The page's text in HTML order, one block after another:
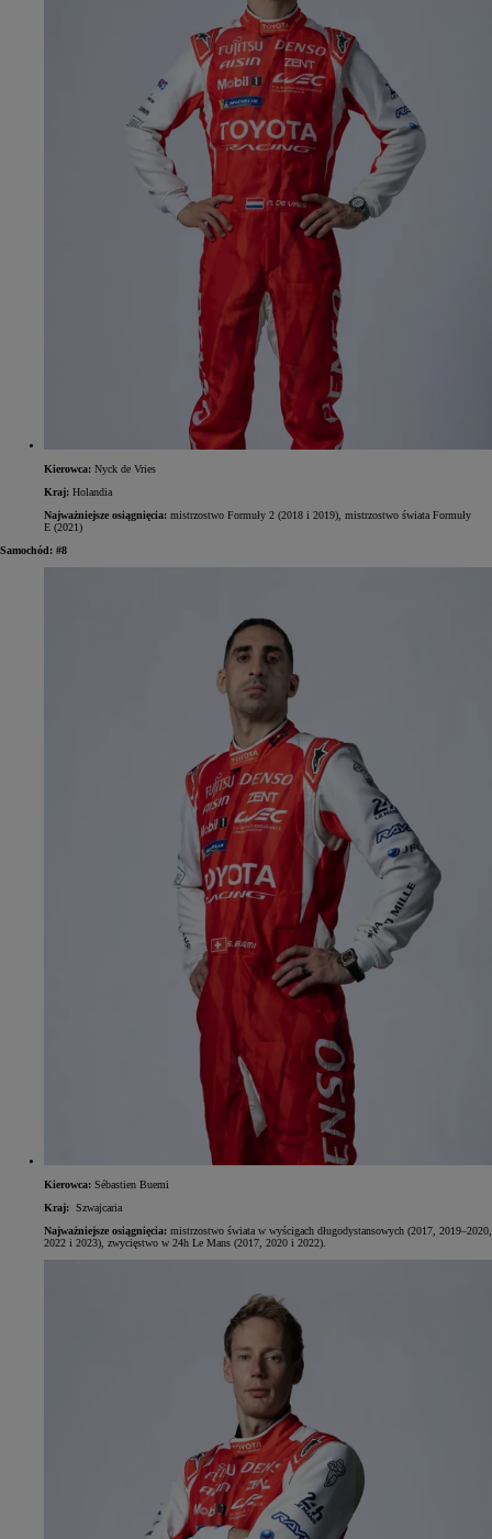
Kierowca: Nyck de Vries
Kraj: Holandia
Najważniejsze osiągnięcia: mistrzostwo Formuły 2 (2018 i 2019), mistrzostwo świata Formuły
E (2021)
Samochód: #8
Kierowca: Sébastien Buemi
Kraj: Szwajcaria
Najważniejsze osiągnięcia: mistrzostwo świata w wyścigach długodystansowych (2017, 2019–2020,
2022 i 2023), zwycięstwo w 24h Le Mans (2017, 2020 i 2022).